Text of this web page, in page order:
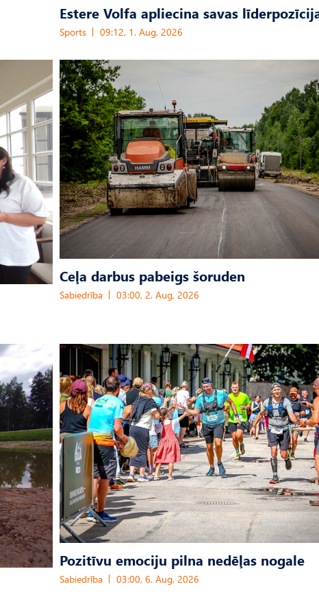
Estere Volfa apliecina savas
Sports 09:12, 1. Aug, 2026
Ceļa darbus pabeigs šoruden
Sabiedrība 03:00, 2. Aug, 2026
Pozitīvu emociju pilna nedēļas nogale
Sabiedrība 03:00, 6. Aug, 2026